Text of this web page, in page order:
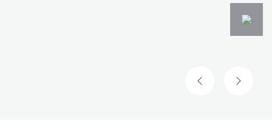
השקופית הקודמתהשקופית הבאה